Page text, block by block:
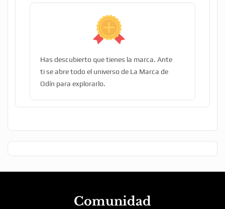
Has descubierto que tienes la marca. Ante
ti se abre todo el universo de La Marca de
Odín para explorarlo.
Comunidad